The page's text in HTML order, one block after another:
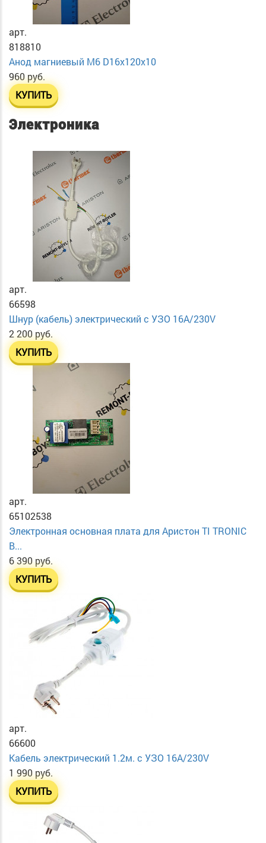
арт.
818810
Анод магниевый М6 D16х120х10
960 руб.
КУПИТЬ
Электроника
арт.
66598
Шнур (кабель) электрический с УЗО 16А/230V
2 200 руб.
КУПИТЬ
арт.
65102538
Электронная основная плата для Аристон TI TRONIC
B...
6 390 руб.
КУПИТЬ
арт.
66600
Кабель электрический 1.2м. с УЗО 16А/230V
1 990 руб.
КУПИТЬ